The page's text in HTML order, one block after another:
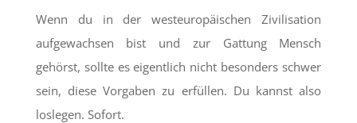
Wenn du in der westeuropäischen Zivilisation
aufgewachsen bist und zur Gattung Mensch
gehörst, sollte es eigentlich nicht besonders schwer
sein, diese Vorgaben zu erfüllen. Du kannst also
loslegen. Sofort.